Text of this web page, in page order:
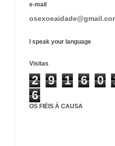
e-mail
I speak your language
Visitas
2 9 1 6 0
6
OS FIÉIS À CAUSA